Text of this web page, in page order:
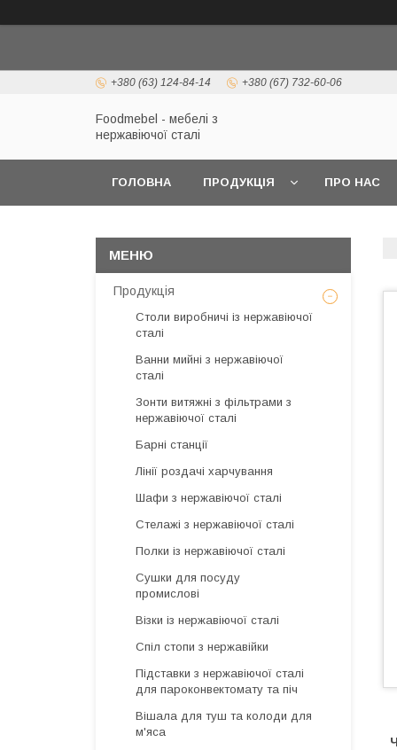
+380 (63) 124-84-14 +380 (67) 732-60-06
Foodmebel - мебелі з
нержавіючої сталі
ГОЛОВНА ПРОДУКЦІЯ ПРО НАС
Продукція
Столи виробничі із нержавіючої
сталі
Ванни мийні з нержавіючої
сталі
Зонти витяжні з фільтрами з
нержавіючої сталі
Барні станції
Лінії роздачі харчування
Шафи з нержавіючої сталі
Стелажі з нержавіючої сталі
Полки із нержавіючої сталі
Сушки для посуду
промислові
Візки із нержавіючої сталі
Спіл стопи з нержавійки
Підставки з нержавіючої сталі
для пароконвектомату та піч
Вішала для туш та колоди для
м'яса